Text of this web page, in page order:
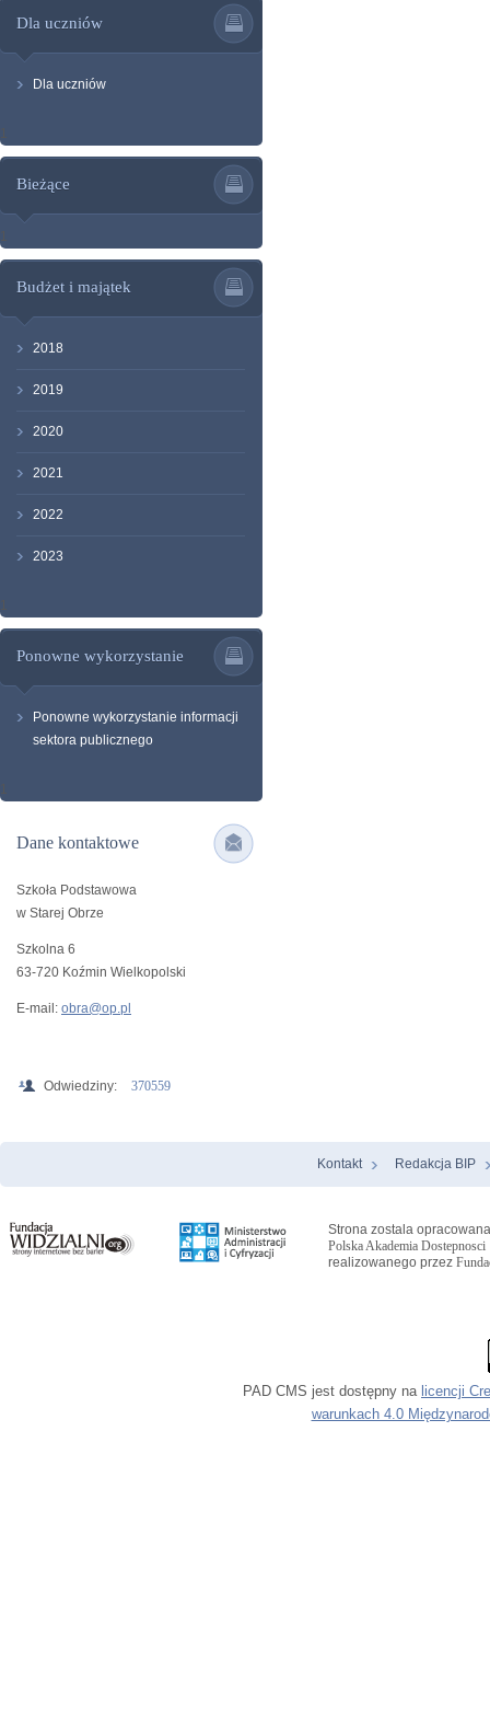
Dla uczniów
Dla uczniów
Bieżące
Budżet i majątek
2018
2019
2020
2021
2022
2023
Ponowne wykorzystanie
Ponowne wykorzystanie informacji
sektora publicznego
Dane kontaktowe
Szkoła Podstawowa
w Starej Obrze
Szkolna 6
63-720 Koźmin Wielkopolski
E-mail: obra@op.pl
Odwiedziny: 370559
Kontakt Redakcja BIP
Strona zostala
Polska Akademia Dostepnosci
realizowanego przez
PAD CMS jest dostępny na licencji
warunkach 4.0